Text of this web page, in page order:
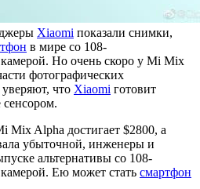
Xiaomi показали снимки,
в мире со 108-
Но очень скоро у Mi Mix
фотографических
что Xiaomi готовит
Mix Alpha достигает $2800, а
убыточной, инженеры и
альтернативы со 108-
Ею может стать смартфон